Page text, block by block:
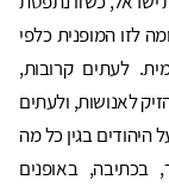
לזו המופנית כלפי
לעתים קרובות,
לאנושות, ולעתים
בגין כל מה
בכתיבה, באופנים